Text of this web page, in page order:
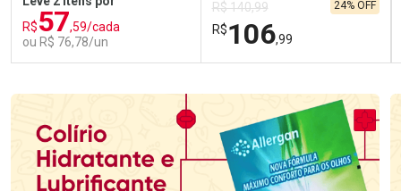
R$57,59/cada
ou R$ 76,78/un
R$ 140,99
R$106,99
24% OFF
Laboratório
Por Menos